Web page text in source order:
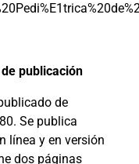
publicación
de
Se publica
línea y en versión
dos páginas